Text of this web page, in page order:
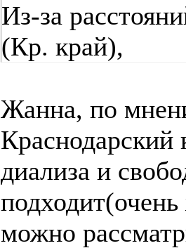
Из-за
(Кр. край),
Жанна, по
Краснодарский
диализа и
можно